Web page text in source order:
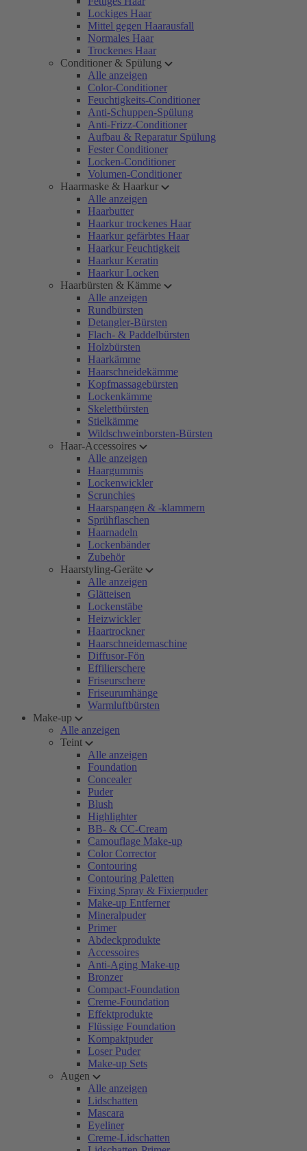
Lockiges Haar
Mittel gegen Haarausfall
Normales Haar
Trockenes Haar
Conditioner & Spülung
Alle anzeigen
Color-Conditioner
Feuchtigkeits-Conditioner
Anti-Schuppen-Spülung
Anti-Frizz-Conditioner
Aufbau & Reparatur Spülung
Fester Conditioner
Locken-Conditioner
Volumen-Conditioner
Haarmaske & Haarkur
Alle anzeigen
Haarbutter
Haarkur trockenes Haar
Haarkur gefärbtes Haar
Haarkur Feuchtigkeit
Haarkur Keratin
Haarkur Locken
Haarbürsten & Kämme
Alle anzeigen
Rundbürsten
Detangler-Bürsten
Flach- & Paddelbürsten
Holzbürsten
Haarkämme
Haarschneidekämme
Kopfmassagebürsten
Lockenkämme
Skelettbürsten
Stielkämme
Wildschweinborsten-Bürsten
Haar-Accessoires
Alle anzeigen
Haargummis
Lockenwickler
Scrunchies
Haarspangen & -klammern
Sprühflaschen
Haarnadeln
Lockenbänder
Zubehör
Haarstyling-Geräte
Alle anzeigen
Glätteisen
Lockenstäbe
Heizwickler
Haartrockner
Haarschneidemaschine
Diffusor-Fön
Effilierschere
Friseurschere
Friseurumhänge
Warmluftbürsten
Make-up
Alle anzeigen
Teint
Alle anzeigen
Foundation
Concealer
Puder
Blush
Highlighter
BB- & CC-Cream
Camouflage Make-up
Color Corrector
Contouring
Contouring Paletten
Fixing Spray & Fixierpuder
Make-up Entferner
Mineralpuder
Primer
Abdeckprodukte
Accessoires
Anti-Aging Make-up
Bronzer
Compact-Foundation
Creme-Foundation
Effektprodukte
Flüssige Foundation
Kompaktpuder
Loser Puder
Make-up Sets
Augen
Alle anzeigen
Lidschatten
Mascara
Eyeliner
Creme-Lidschatten